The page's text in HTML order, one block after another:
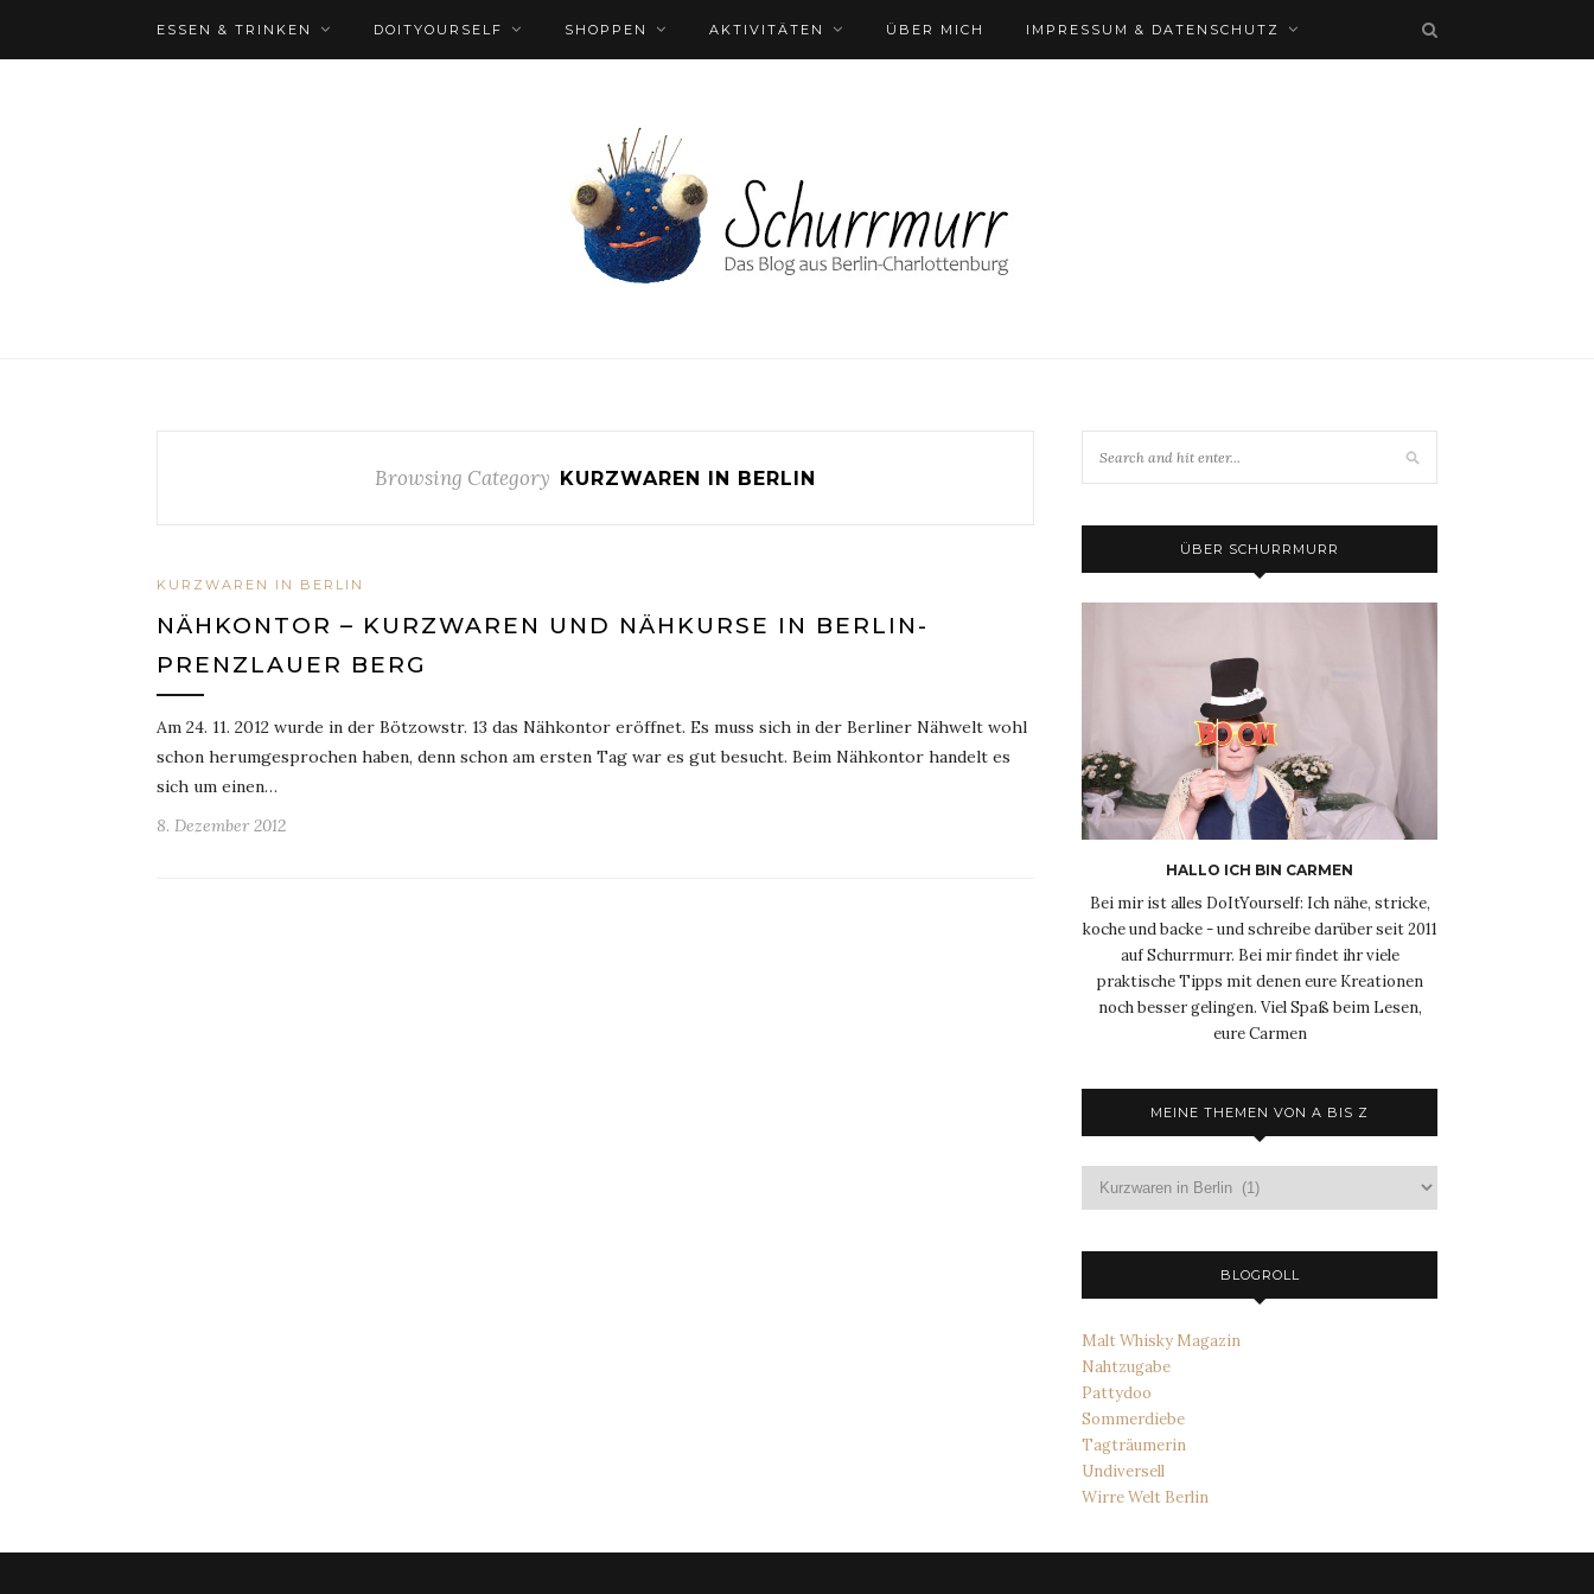
ESSEN & TRINKEN DOITYOURSELF SHOPPEN AKTIVITÄTEN ÜBER MICH IMPRESSUM & DATENSCHUTZ
Browsing Category KURZWAREN IN BERLIN
KURZWAREN IN BERLIN
NÄHKONTOR – KURZWAREN UND NÄHKURSE IN BERLIN-
PRENZLAUER BERG
Am 24. 11. 2012 wurde in der Bötzowstr. 13 das Nähkontor eröffnet. Es muss sich in der Berliner Nähwelt wohl
schon herumgesprochen haben, denn schon am ersten Tag war es gut besucht. Beim Nähkontor handelt es
sich um einen…
8. Dezember 2012
ÜBER SCHURRMURR
HALLO ICH BIN CARMEN
Bei mir ist alles DoItYourself: Ich nähe, stricke,
koche und backe - und schreibe darüber seit 2011
auf Schurrmurr. Bei mir findet ihr viele
praktische Tipps mit denen eure Kreationen
noch besser gelingen. Viel Spaß beim Lesen,
eure Carmen
MEINE THEMEN VON A BIS Z
Themen
BLOGROLL
Malt Whisky Magazin
Nahtzugabe
Pattydoo
Sommerdiebe
Tagträumerin
Undiversell
Wirre Welt Berlin